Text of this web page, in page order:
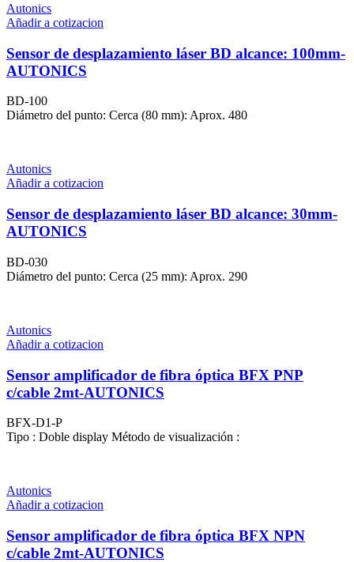
Autonics
Añadir a cotizacion
Sensor de desplazamiento láser BD alcance: 100mm-
AUTONICS
BD-100
Diámetro del punto: Cerca (80 mm): Aprox. 480
Autonics
Añadir a cotizacion
Sensor de desplazamiento láser BD alcance: 30mm-
AUTONICS
BD-030
Diámetro del punto: Cerca (25 mm): Aprox. 290
Autonics
Añadir a cotizacion
Sensor amplificador de fibra óptica BFX PNP
c/cable 2mt-AUTONICS
BFX-D1-P
Tipo : Doble display Método de visualización :
Autonics
Añadir a cotizacion
Sensor amplificador de fibra óptica BFX NPN
c/cable 2mt-AUTONICS